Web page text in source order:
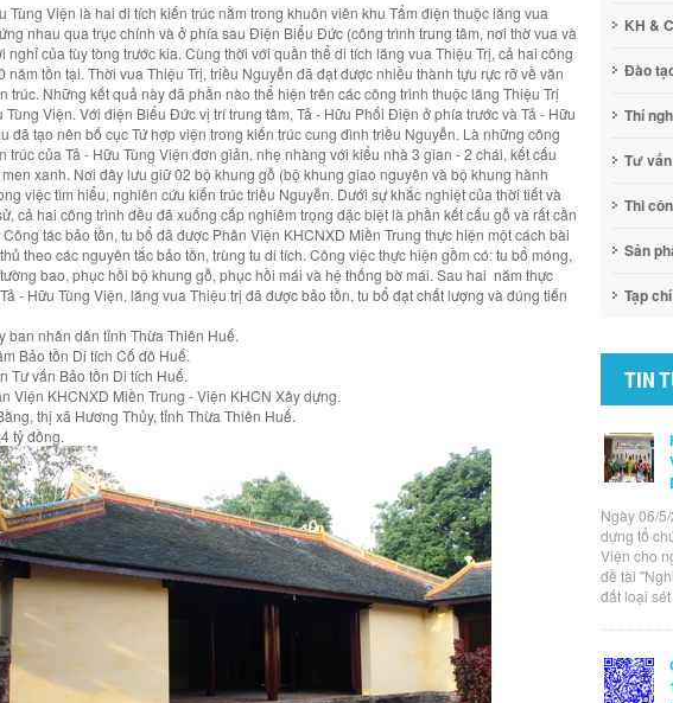
Tùng Viện là hai di tích kiến trúc nằm trong khuôn viên khu Tẩm điện thuộc lăng vua
nhau qua trục chính và ở phía sau Điện Biểu Đức (công trình trung tâm, nơi thờ vua và
nghỉ của tùy tòng trước kia. Cùng thời với quần thể di tích lăng vua Thiệu Trị, cả hai công
năm tồn tại. Thời vua Thiệu Trị, triều Nguyễn đã đạt được nhiều thành tựu rực rỡ về văn
trúc. Những kết quả này đã phần nào thể hiện trên các công trình thuộc lăng Thiệu Trị
Tùng Viện. Với điện Biểu Đức vị trí trung tâm, Tả - Hữu Phối Điện ở phía trước và Tả - Hữu
đã tạo nên bố cục Tứ hợp viện trong kiến trúc cung đình triều Nguyễn. Là những công
trúc của Tả - Hữu Tùng Viện đơn giản, nhẹ nhàng với kiểu nhà 3 gian - 2 chái, kết cấu
xanh. Nơi đây lưu giữ 02 bộ khung gỗ (bộ khung giao nguyên và bộ khung hành
việc tìm hiểu, nghiên cứu kiến trúc triều Nguyễn. Dưới sự khắc nghiệt của thời tiết và
cả hai công trình đều đã xuống cấp nghiêm trọng đặc biệt là phần kết cấu gỗ và rất cần
tác bảo tồn, tu bổ đã được Phân Viện KHCNXD Miền Trung thực hiện một cách bài
theo các nguyên tắc bảo tồn, trùng tu di tích. Công việc thực hiện gồm có: tu bổ móng,
bao, phục hồi bộ khung gỗ, phục hồi mái và hệ thống bờ mái. Sau hai năm thực
- Hữu Tùng Viện, lăng vua Thiệu trị đã được bảo tồn, tu bổ đạt chất lượng và đúng tiến
ban nhân dân tỉnh Thừa Thiên Huế.
Bảo tồn Di tích Cố đô Huế.
Tư vấn Bảo tồn Di tích Huế.
Viện KHCNXD Miền Trung - Viện KHCN Xây dựng.
thị xã Hương Thủy, tỉnh Thừa Thiên Huế.
tỷ đồng.
KH &
Đào
Thí
Tư vấn
Thi
Sản
Tạp chí
TIN
Ngày 06/
dựng tổ
Viện cho
đề tài
đất loại